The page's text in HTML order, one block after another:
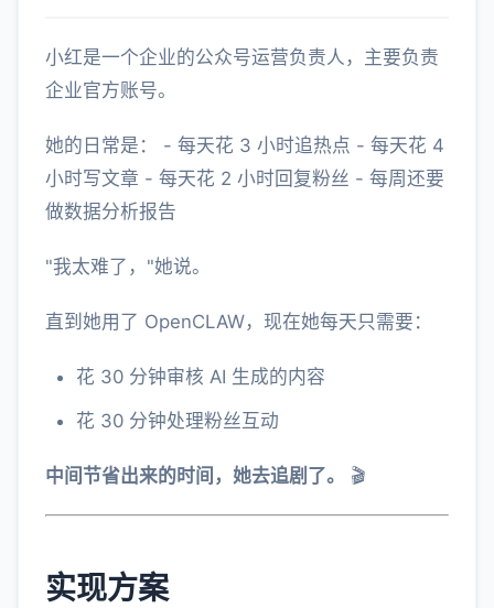
小红是一个企业的公众号运营负责人，主要负责
企业官方账号。
她的日常是： - 每天花 3 小时追热点 - 每天花 4
小时写文章 - 每天花 2 小时回复粉丝 - 每周还要
做数据分析报告
"我太难了，"她说。
直到她用了 OpenCLAW，现在她每天只需要：
花 30 分钟审核 AI 生成的内容
花 30 分钟处理粉丝互动
中间节省出来的时间，她去追剧了。 🎬
实现方案